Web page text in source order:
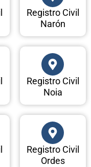
Registro Civil
Narón
Registro Civil
Noia
Registro Civil
Ordes